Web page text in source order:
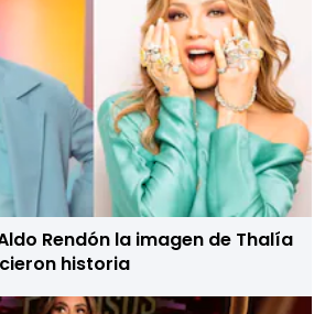
Rendón la imagen de Thalía
historia